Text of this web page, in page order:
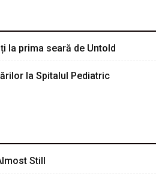
la prima seară de Untold
la Spitalul Pediatric
Still